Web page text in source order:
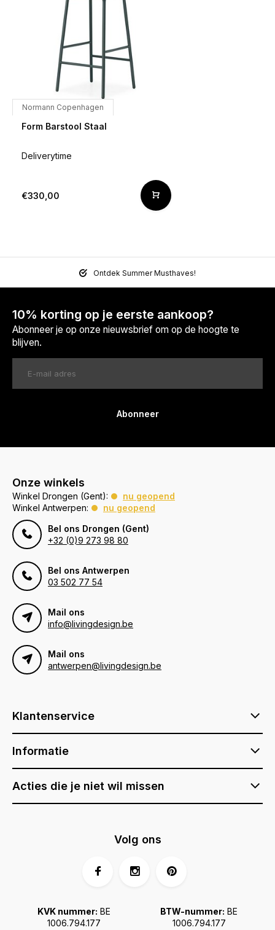
Normann Copenhagen
Form Barstool Staal
Deliverytime
€330,00
Ontdek Summer Musthaves!
10% korting op je eerste aankoop?
Abonneer je op onze nieuwsbrief om op de hoogte te
blijven.
Abonneer
Onze winkels
Winkel Drongen (Gent):
nu geopend
Winkel Antwerpen:
nu geopend
Bel ons Drongen (Gent)
+32 (0)9 273 98 80
Bel ons Antwerpen
03 502 77 54
Mail ons
info@livingdesign.be
Mail ons
antwerpen@livingdesign.be
Klantenservice
Informatie
Acties die je niet wil missen
KVK nummer: BE
1006.794.177
BTW-nummer: BE
1006.794.177
Volg ons